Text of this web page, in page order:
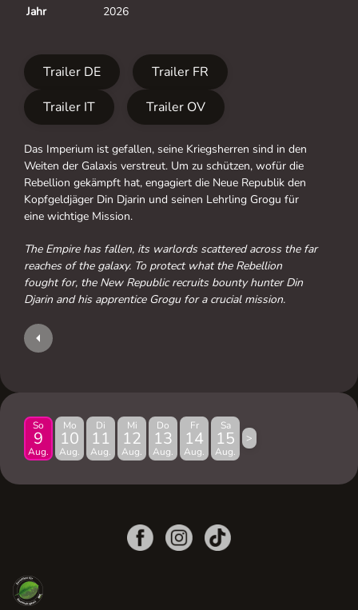
Jahr
2026
Trailer DE
Trailer FR
Trailer IT
Trailer OV
Das Imperium ist gefallen, seine Kriegsherren sind in den
Weiten der Galaxis verstreut. Um zu schützen, wofür die
Rebellion gekämpft hat, engagiert die Neue Republik den
Kopfgeldjäger Din Djarin und seinen Lehrling Grogu für
eine wichtige Mission.
The Empire has fallen, its warlords scattered across the far
reaches of the galaxy. To protect what the Rebellion
fought for, the New Republic recruits bounty hunter Din
Djarin and his apprentice Grogu for a crucial mission.
So
9
Aug.
Mo
10
Aug.
Di
11
Aug.
Mi
12
Aug.
Do
13
Aug.
Fr
14
Aug.
Sa
15
Aug.
>